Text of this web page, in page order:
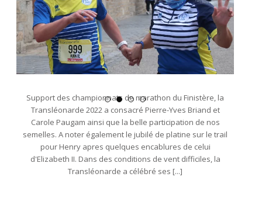
Support des championnats de marathon du Finistère, la
Transléonarde 2022 a consacré Pierre-Yves Briand et
Carole Paugam ainsi que la belle participation de nos
semelles. A noter également le jubilé de platine sur le trail
pour Henry apres quelques encablures de celui
d'Elizabeth II. Dans des conditions de vent difficiles, la
Transléonarde a célébré ses [...]